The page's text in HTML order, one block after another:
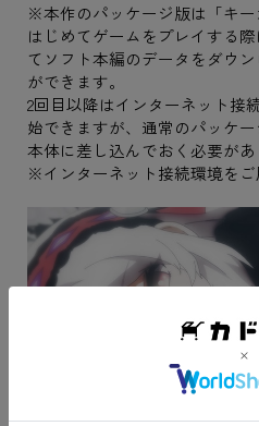
※本作のパッケージ版は「キー
はじめてゲームをプレイする
てソフト本編のデータをダウ
ができます。
2回目以降はインターネット接
始できますが、通常のパッケ
本体に差し込んでおく必要が
※インターネット接続環境をご